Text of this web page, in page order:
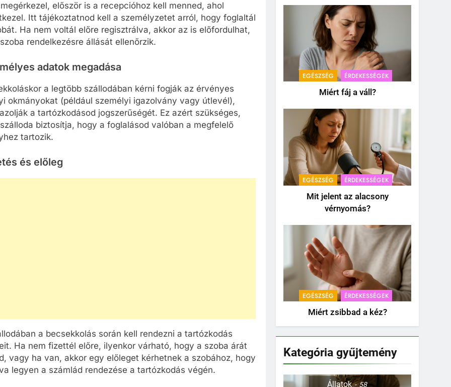
először is a recepcióhoz kell menned, ahol
Itt tájékoztatnod kell a személyzetet arról, hogy foglaltál
Ha nem voltál előre regisztrálva, akkor az is előfordulhat,
rendelkezésre állását ellenőrzik.
adatok megadása
a legtöbb szállodában kérni fogják az érvényes
okmányokat (például személyi igazolvány vagy útlevél),
a tartózkodásod jogszerűségét. Ez azért szükséges,
biztosítja, hogy a foglalásod valóban a megfelelő
tartozik.
és előleg
a becsekkolás során kell rendezni a tartózkodás
Ha nem fizettél előre, ilyenkor várható, hogy a szoba árát
vagy ha van, akkor egy előleget kérhetnek a szobához, hogy
legyen a számlád rendezése a tartózkodás végén.
EGÉSZSÉG ÉRDEKESSÉGEK
Miért fáj a váll?
EGÉSZSÉG ÉRDEKESSÉGEK
Mit jelent az alacsony
vérnyomás?
EGÉSZSÉG ÉRDEKESSÉGEK
Miért zsibbad a kéz?
Kategória gyűjtemény
Állatok 58